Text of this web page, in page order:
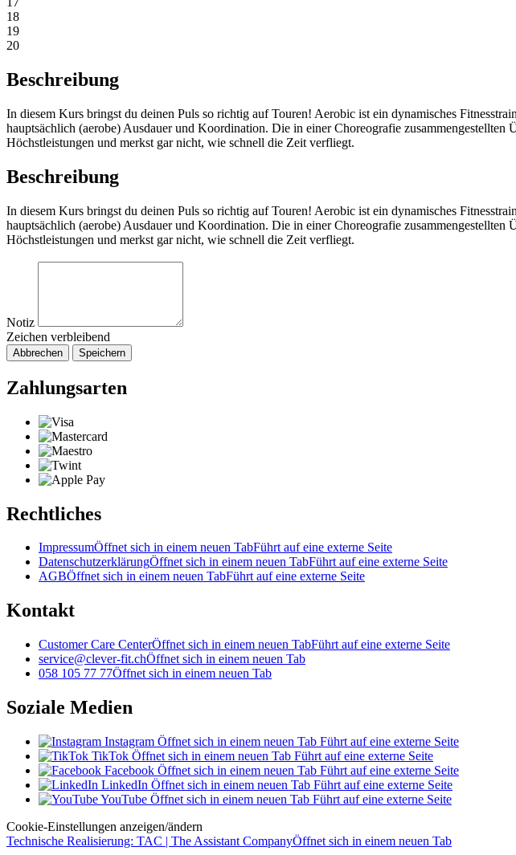
18
19
20
Beschreibung
In diesem Kurs bringst du deinen Puls so richtig auf Touren! Aerobic ist ein dynamisches
hauptsächlich (aerobe) Ausdauer und Koordination. Die in einer Choreografie
Höchstleistungen und merkst gar nicht, wie schnell die Zeit verfliegt.
Beschreibung
In diesem Kurs bringst du deinen Puls so richtig auf Touren! Aerobic ist ein dynamisches
hauptsächlich (aerobe) Ausdauer und Koordination. Die in einer Choreografie
Höchstleistungen und merkst gar nicht, wie schnell die Zeit verfliegt.
Notiz
Zeichen verbleibend
Abbrechen Speichern
Zahlungsarten
Rechtliches
ImpressumÖffnet sich in einem neuen TabFührt auf eine externe Seite
DatenschutzerklärungÖffnet sich in einem neuen TabFührt auf eine externe Seite
AGBÖffnet sich in einem neuen TabFührt auf eine externe Seite
Kontakt
Customer Care CenterÖffnet sich in einem neuen TabFührt auf eine externe Seite
service@clever-fit.chÖffnet sich in einem neuen Tab
058 105 77 77Öffnet sich in einem neuen Tab
Soziale Medien
Instagram Öffnet sich in einem neuen Tab Führt auf eine externe Seite
TikTok Öffnet sich in einem neuen Tab Führt auf eine externe Seite
Facebook Öffnet sich in einem neuen Tab Führt auf eine externe Seite
LinkedIn Öffnet sich in einem neuen Tab Führt auf eine externe Seite
YouTube Öffnet sich in einem neuen Tab Führt auf eine externe Seite
Cookie-Einstellungen anzeigen/ändern
Technische Realisierung: TAC | The Assistant CompanyÖffnet sich in einem neuen Tab